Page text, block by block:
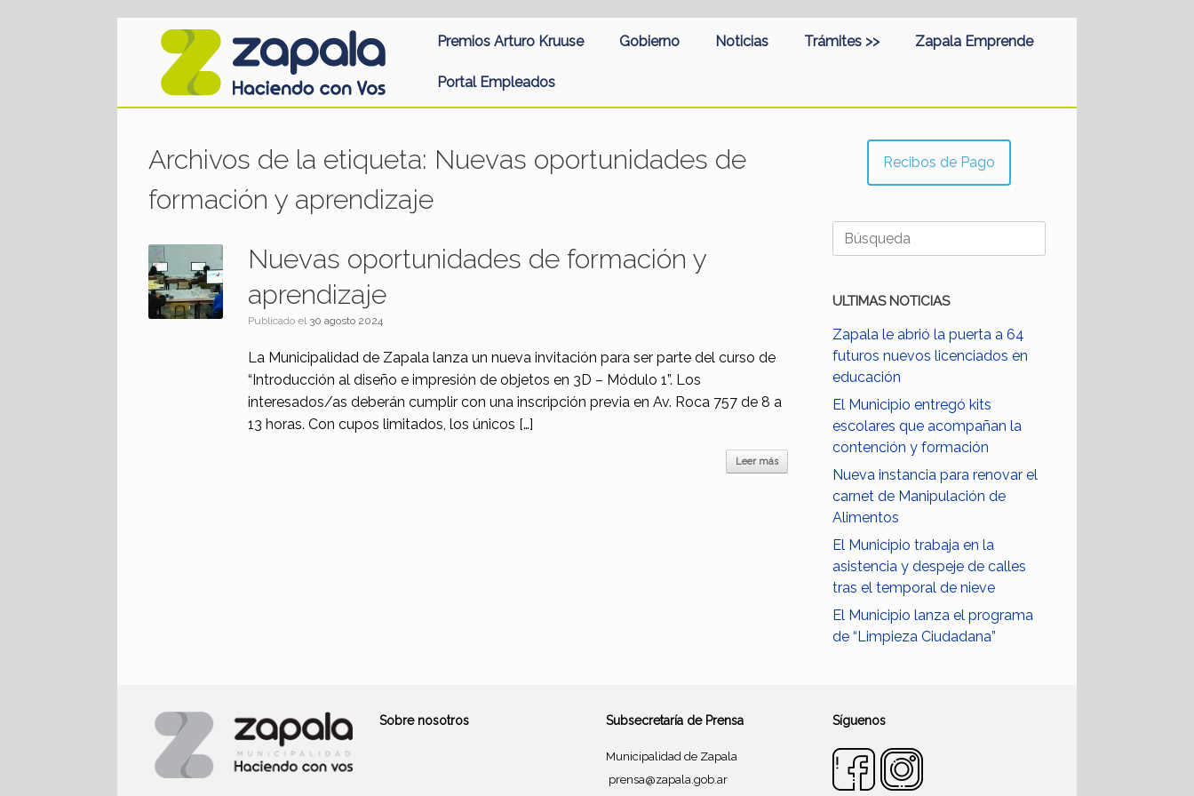
Premios Arturo Kruuse Gobierno Noticias Trámites >> Zapala Emprende
Portal Empleados
Archivos de la etiqueta: Nuevas oportunidades de
formación y aprendizaje
Nuevas oportunidades de formación y
aprendizaje
Publicado el 30 agosto 2024
La Municipalidad de Zapala lanza un nueva invitación para ser parte del curso de
“Introducción al diseño e impresión de objetos en 3D – Módulo 1”. Los
interesados/as deberán cumplir con una inscripción previa en Av. Roca 757 de 8 a
13 horas. Con cupos limitados, los únicos […]
Leer más
Recibos de Pago
Buscar:
ULTIMAS NOTICIAS
Zapala le abrió la puerta a 64
futuros nuevos licenciados en
educación
El Municipio entregó kits
escolares que acompañan la
contención y formación
Nueva instancia para renovar el
carnet de Manipulación de
Alimentos
El Municipio trabaja en la
asistencia y despeje de calles
tras el temporal de nieve
El Municipio lanza el programa
de “Limpieza Ciudadana”
Sobre nosotros Subsecretaría de Prensa
Municipalidad de Zapala
prensa@zapala.gob.ar
Síguenos